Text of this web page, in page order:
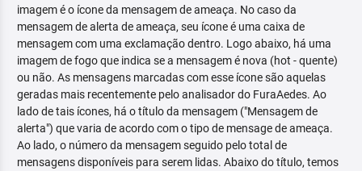
imagem é o ícone da mensagem de ameaça. No caso da
mensagem de alerta de ameaça, seu ícone é uma caixa de
mensagem com uma exclamação dentro. Logo abaixo, há uma
imagem de fogo que indica se a mensagem é nova (hot - quente)
ou não. As mensagens marcadas com esse ícone são aquelas
geradas mais recentemente pelo analisador do FuraAedes. Ao
lado de tais ícones, há o título da mensagem ("Mensagem de
alerta") que varia de acordo com o tipo de mensage de ameaça.
Ao lado, o número da mensagem seguido pelo total de
mensagens disponíveis para serem lidas. Abaixo do título, temos